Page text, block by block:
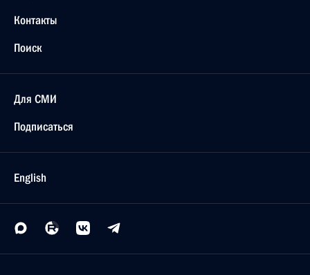
Контакты
Поиск
Для СМИ
Подписаться
English